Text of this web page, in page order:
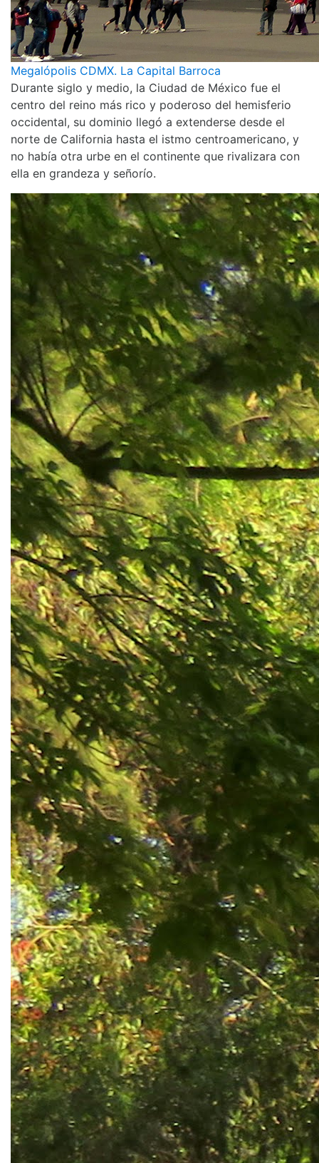
Megalópolis CDMX. La Capital Barroca
Durante siglo y medio, la Ciudad de México fue el
centro del reino más rico y poderoso del hemisferio
occidental, su dominio llegó a extenderse desde el
norte de California hasta el istmo centroamericano, y
no había otra urbe en el continente que rivalizara con
ella en grandeza y señorío.